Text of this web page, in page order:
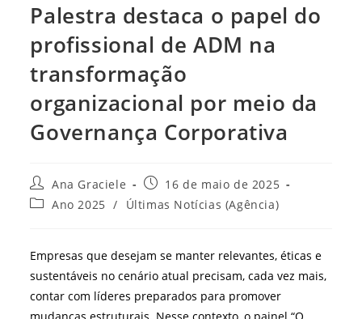
Palestra destaca o papel do
profissional de ADM na
transformação
organizacional por meio da
Governança Corporativa
Autor
do
post:
Ana Graciele
Post
publicado:
16 de maio de 2025
Categoria
Ano 2025 / Últimas Notícias (Agência)
Empresas que desejam se manter relevantes, éticas e
sustentáveis no cenário atual precisam, cada vez mais,
contar com líderes preparados para promover